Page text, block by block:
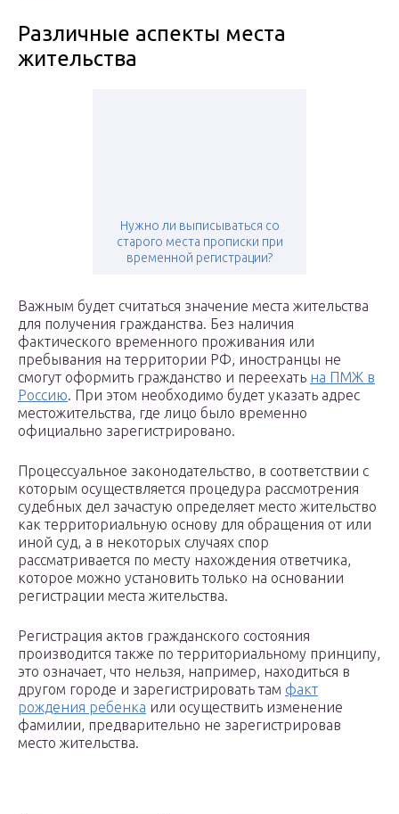
Различные аспекты места
жительства
Нужно ли выписываться со
старого места прописки при
временной регистрации?
Важным будет считаться значение места жительства
для получения гражданства. Без наличия
фактического временного проживания или
пребывания на территории РФ, иностранцы не
смогут оформить гражданство и переехать на ПМЖ в
Россию. При этом необходимо будет указать адрес
местожительства, где лицо было временно
официально зарегистрировано.
Процессуальное законодательство, в соответствии с
которым осуществляется процедура рассмотрения
судебных дел зачастую определяет место жительство
как территориальную основу для обращения от или
иной суд, а в некоторых случаях спор
рассматривается по месту нахождения ответчика,
которое можно установить только на основании
регистрации места жительства.
Регистрация актов гражданского состояния
производится также по территориальному принципу,
это означает, что нельзя, например, находиться в
другом городе и зарегистрировать там факт
рождения ребенка или осуществить изменение
фамилии, предварительно не зарегистрировав
место жительства.